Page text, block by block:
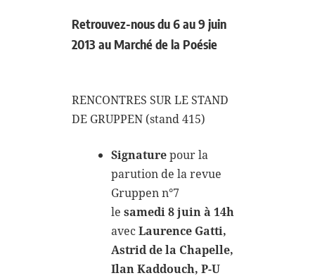
Retrouvez-nous du 6 au 9 juin
2013 au Marché de la Poésie
RENCONTRES SUR LE STAND
DE GRUPPEN (stand 415)
Signaturepour la
parution de la revue
Gruppen n°7
le samedi 8 juin à 14h
avecLaurence Gatti,
Astrid de la Chapelle,
Ilan Kaddouch, P-U